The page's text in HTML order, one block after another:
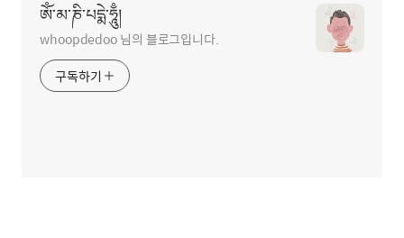
ཨོཾ་མ་ཎི་པདྨེ་ཧཱུྃ།
whoopdedoo 님의 블로그입니다.
구독하기